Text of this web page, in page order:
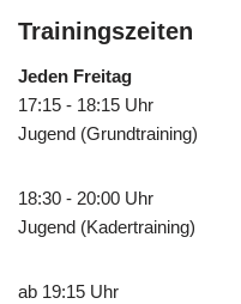
Trainingszeiten
Jeden Freitag
17:15 - 18:15 Uhr
Jugend (Grundtraining)
18:30 - 20:00 Uhr
Jugend (Kadertraining)
ab 19:15 Uhr